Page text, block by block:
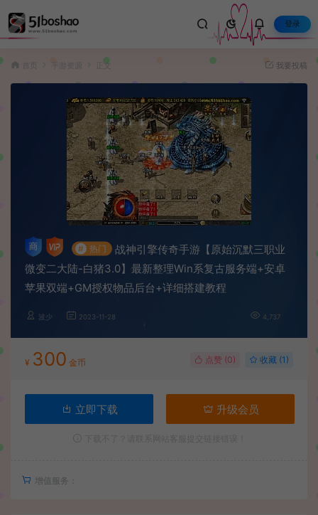
登录
手游资源 正文 我要投稿
# 热门
战神引擎传奇手游【原始沉默三职业
微变二大陆-白猪3.0】最新整理Win系复古服务端+安卓
苹果双端+GM授权物品后台+详细搭建教程
波少 2023-11-28 4,737
¥ 300 金币 点赞 (0) 收藏 (1)
立即下载 升级会员
增值服务：